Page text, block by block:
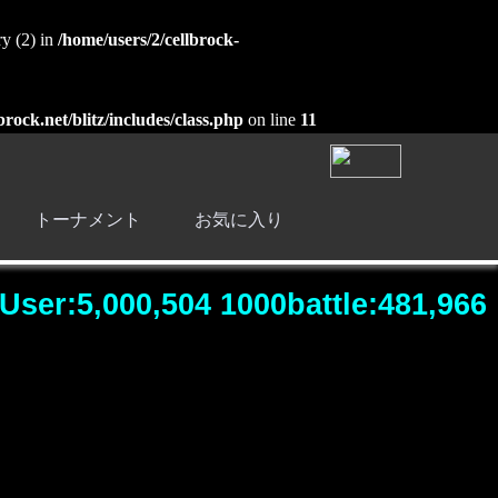
(2) in /home/users/2/cellbrock-
blitz/includes/class.php on line 11
トーナメント お気に入り
User:5,000,504 1000battle:481,966